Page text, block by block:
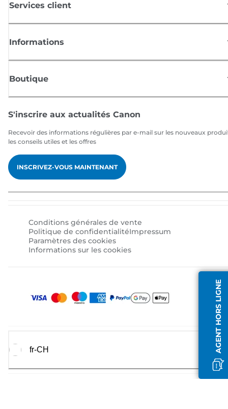
AGENT HORS LIGNE
Services client
Informations
Boutique
S'inscrire aux actualités Canon
Recevoir des informations régulières par e-mail sur les nouveaux
les conseils utiles et les offres
INSCRIVEZ-VOUS MAINTENANT
Conditions générales de vente
Politique de confidentialitéImpressum
Paramètres des cookies
Informations sur les cookies
fr-CH